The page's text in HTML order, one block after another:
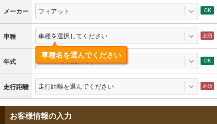
メーカー フィアット
車種 車種を選択してください
車種名を選んでください
年式 2018年（平成30年）
走行距離 走行距離を選んでください
お客様情報の入力